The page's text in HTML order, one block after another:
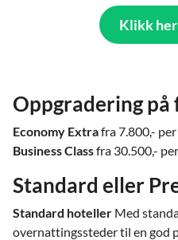
Klikk
Oppgradering på
Economy Extrafra 7.800,-
Business Classfra 30.500,-
Standard eller
Standard hoteller Med
overnattingssteder til en god